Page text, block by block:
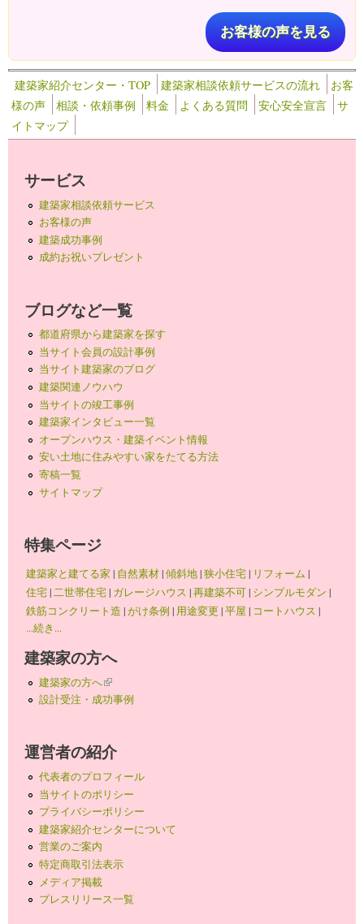
お客様の声を見る
建築家紹介センター・TOP 建築家相談依頼サービスの流れ
お客
様の声
相談・依頼事例 料金 よくある質問 安心安全宣言
サ
イトマップ
サービス
建築家相談依頼サービス
お客様の声
建築成功事例
成約お祝いプレゼント
ブログなど一覧
都道府県から建築家を探す
当サイト会員の設計事例
当サイト建築家のブログ
建築関連ノウハウ
当サイトの竣工事例
建築家インタビュー一覧
オープンハウス・建築イベント情報
安い土地に住みやすい家をたてる方法
寄稿一覧
サイトマップ
特集ページ
建築家と建てる家 | 自然素材|傾斜地|狭小住宅| リフォーム |
住宅|二世帯住宅| ガレージハウス |再建築不可| シンプルモダン |
鉄筋コンクリート造 |がけ条例 | 用途変更 |平屋 | コートハウス |
...続き...
建築家の方へ
建築家の方へ(link is external)
設計受注・成功事例
運営者の紹介
代表者のプロフィール
当サイトのポリシー
プライバシーポリシー
建築家紹介センターについて
営業のご案内
特定商取引法表示
メディア掲載
プレスリリース一覧